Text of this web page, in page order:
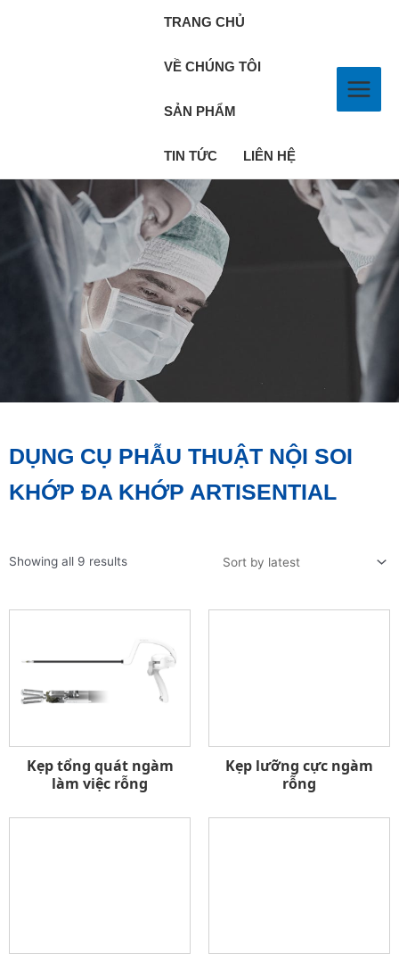
TRANG CHỦ
VỀ CHÚNG TÔI
SẢN PHẨM
TIN TỨC LIÊN HỆ
DỤNG CỤ PHẪU THUẬT NỘI SOI
KHỚP ĐA KHỚP ARTISENTIAL
Showing all 9 results
Kẹp tổng quát ngàm
làm việc rỗng
Kẹp lưỡng cực ngàm
rỗng